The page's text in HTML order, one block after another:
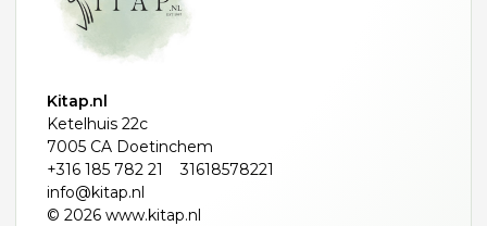
Kitap.nl
Ketelhuis 22c
7005 CA Doetinchem
+316 185 782 21
31618578221
info@kitap.nl
© 2026 www.kitap.nl